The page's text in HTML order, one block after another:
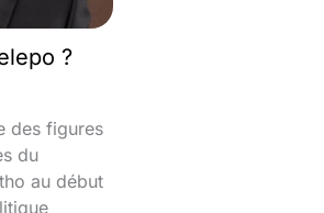
?
des figures
du
au début